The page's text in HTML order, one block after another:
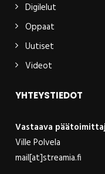
Digilelut
Oppaat
Uutiset
Videot
YHTEYSTIEDOT
Vastaava
Ville Polvela
mail[at]streamia.fi